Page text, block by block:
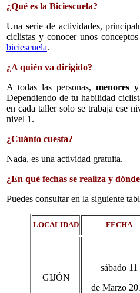
¿Qué es la Biciescuela?
Una serie de actividades,
ciclistas y conocer unos
biciescuela.
¿A quién va dirigido?
A todas las personas, menores
Dependiendo de tu habilidad
en cada taller solo se trabaja ese
nivel 1.
¿Cuánto cuesta?
Nada, es una actividad gratuita.
¿En qué fechas se realiza y
Puedes consultar en la siguiente
LOCALIDAD FECHA
GIJÓN
sábado 11
de Marzo